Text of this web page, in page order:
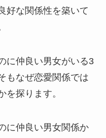
好な関係性を築いて
に仲良い男女がいる3
もなぜ恋愛関係では
を探ります。
に仲良い男女関係か